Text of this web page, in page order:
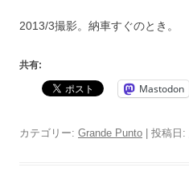
2013/3撮影。納車すぐのとき。
共有:
Mastodon
カテゴリー: Grande Punto | 投稿日: